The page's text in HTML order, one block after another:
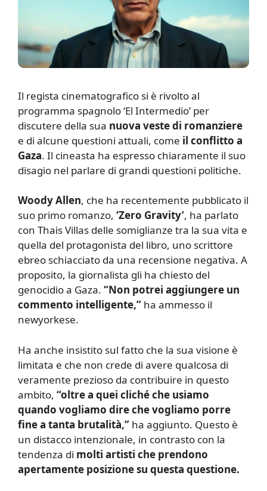
Il regista cinematografico si è rivolto al
programma spagnolo ‘El Intermedio’ per
discutere della sua nuova veste di romanziere
e di alcune questioni attuali, come il conflitto a
Gaza. Il cineasta ha espresso chiaramente il suo
disagio nel parlare di grandi questioni politiche.
Woody Allen, che ha recentemente pubblicato il
suo primo romanzo, ‘Zero Gravity’, ha parlato
con Thais Villas delle somiglianze tra la sua vita e
quella del protagonista del libro, uno scrittore
ebreo schiacciato da una recensione negativa. A
proposito, la giornalista gli ha chiesto del
genocidio a Gaza. “Non potrei aggiungere un
commento intelligente,” ha ammesso il
newyorkese.
Ha anche insistito sul fatto che la sua visione è
limitata e che non crede di avere qualcosa di
veramente prezioso da contribuire in questo
ambito, “oltre a quei cliché che usiamo
quando vogliamo dire che vogliamo porre
fine a tanta brutalità,” ha aggiunto. Questo è
un distacco intenzionale, in contrasto con la
tendenza di molti artisti che prendono
apertamente posizione su questa questione.